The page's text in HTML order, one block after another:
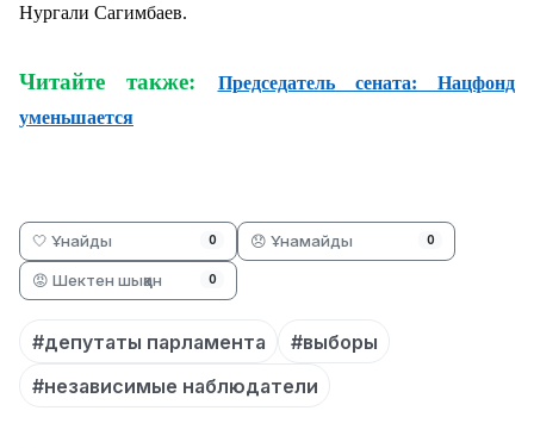
Нургали Сагимбаев.
Читайте также:
Председатель сената: Нацфонд
уменьшается
🤍 Ұнайды 0 😞 Ұнамайды 0
😡 Шектен шыққан 0
#депутаты парламента
#выборы
#независимые наблюдатели